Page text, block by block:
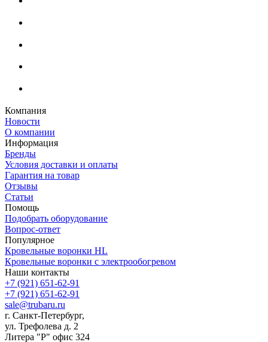
Компания
Новости
О компании
Информация
Бренды
Условия доставки и оплаты
Гарантия на товар
Отзывы
Статьи
Помощь
Подобрать оборудование
Вопрос-ответ
Популярное
Кровельные воронки HL
Кровельные воронки с электрообогревом
Наши контакты
+7 (921) 651-62-91
+7 (921) 651-62-91
sale@trubaru.ru
г. Санкт-Петербург,
ул. Трефолева д. 2
Литера "Р" офис 324